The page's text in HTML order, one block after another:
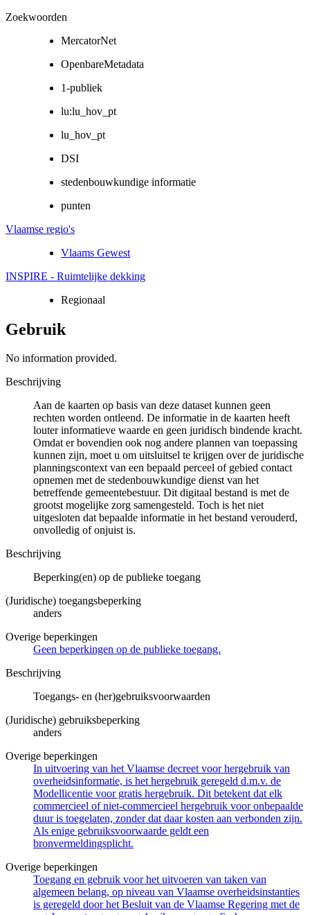
Zoekwoorden
MercatorNet
OpenbareMetadata
1-publiek
lu:lu_hov_pt
lu_hov_pt
DSI
stedenbouwkundige informatie
punten
Vlaamse regio's
Vlaams Gewest
INSPIRE - Ruimtelijke dekking
Regionaal
Gebruik
No information provided.
Beschrijving
Aan de kaarten op basis van deze dataset kunnen geen
rechten worden ontleend. De informatie in de kaarten heeft
louter informatieve waarde en geen juridisch bindende kracht.
Omdat er bovendien ook nog andere plannen van toepassing
kunnen zijn, moet u om uitsluitsel te krijgen over de juridische
planningscontext van een bepaald perceel of gebied contact
opnemen met de stedenbouwkundige dienst van het
betreffende gemeentebestuur. Dit digitaal bestand is met de
grootst mogelijke zorg samengesteld. Toch is het niet
uitgesloten dat bepaalde informatie in het bestand verouderd,
onvolledig of onjuist is.
Beschrijving
Beperking(en) op de publieke toegang
(Juridische) toegangsbeperking
anders
Overige beperkingen
Geen beperkingen op de publieke toegang.
Beschrijving
Toegangs- en (her)gebruiksvoorwaarden
(Juridische) gebruiksbeperking
anders
Overige beperkingen
In uitvoering van het Vlaamse decreet voor hergebruik van
overheidsinformatie, is het hergebruik geregeld d.m.v. de
Modellicentie voor gratis hergebruik. Dit betekent dat elk
commercieel of niet-commercieel hergebruik voor onbepaalde
duur is toegelaten, zonder dat daar kosten aan verbonden zijn.
Als enige gebruiksvoorwaarde geldt een
bronvermeldingsplicht.
Overige beperkingen
Toegang en gebruik voor het uitvoeren van taken van
algemeen belang, op niveau van Vlaamse overheidsinstanties
is geregeld door het Besluit van de Vlaamse Regering met de